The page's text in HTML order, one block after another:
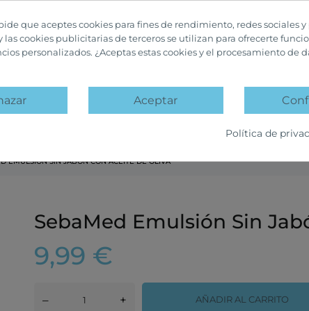
EMULSIÓN SIN JABÓN CON ACEITE DE OLIVA
SebaMed Emulsión Sin
9,99 €
– + AÑADIR AL CARRITO
que aceptes cookies para fines de rendimiento, redes sociales
las cookies publicitarias de terceros se utilizan para ofrecerte
personalizados. ¿Aceptas estas cookies y el procesamiento de
Aceptar
Política de